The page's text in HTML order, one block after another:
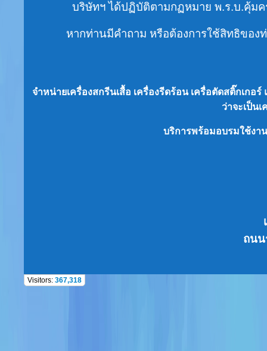
บริษัทฯ ได้ปฏิบัติตามกฏหมาย พ.ร.บ.คุ้ม
หากท่านมีคำถาม หรือต้องการใช้สิทธิของ
จำหน่ายเครื่องสกรีนเสื้อ เครื่องรีดร้อน เครื่อตัดสติ๊กเก
ว่าจะเป็นเ
บริการพร้อมอบรมใช้งา
ถนน
Visitors: 367,318